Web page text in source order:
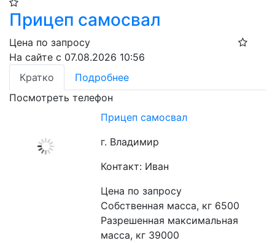
Прицеп самосвал
Цена по запросу
На сайте с 07.08.2026 10:56
Кратко
Подробнее
Посмотреть телефон
Прицеп самосвал
г. Владимир
Контакт: Иван
Цена по запросу
Собственная масса, кг 6500
Разрешенная максимальная
масса, кг 39000